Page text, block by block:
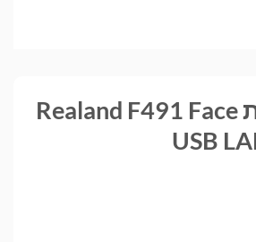
שעון נוכחות Realand F491 Face
USB